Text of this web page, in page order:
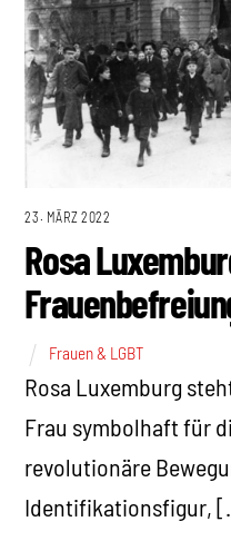
23. MÄRZ 2022
Rosa
Frauen & LGBT
Rosa Luxemburg
Frau symbolhaft für
revolutionäre
Identifikationsfigur,